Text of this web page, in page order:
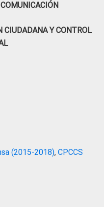
CIUDADANA Y CONTROL
(2015-2018), CPCCS